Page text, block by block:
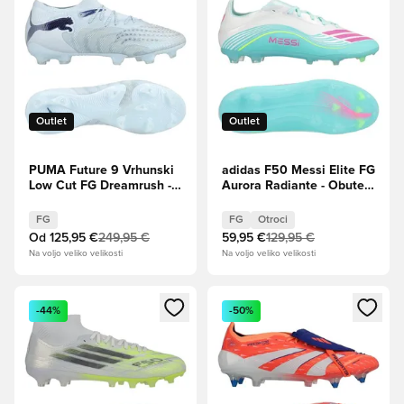
Outlet
PUMA Future 9 Vrhunski
Low Cut FG Dreamrush -
FG
Od 125,95 €249,95 €
Na voljo veliko velikosti
Outlet
adidas F50 Messi Elite FG
Aurora Radiante - Obutev
roza/turkizna Otroci
FG Otroci
59,95 €129,95 €
Na voljo veliko velikosti
Odpre Modal za prijavo ali vpis kot član
-44%
Odpre Modal za prijavo ali
-50%